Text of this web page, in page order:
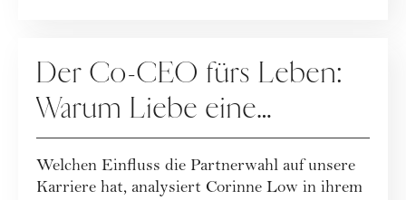
Der Co-CEO fürs Leben:
Warum Liebe eine
Karriereentscheidung ist
Welchen Einfluss die Partnerwahl auf unsere
Karriere hat, analysiert Corinne Low in ihrem